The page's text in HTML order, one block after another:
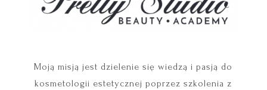
Moją misją jest dzielenie się wiedzą i pasją do
kosmetologii estetycznej poprzez szkolenia z